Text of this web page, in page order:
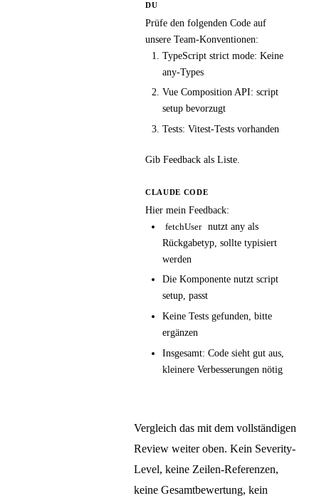
DU
Prüfe den folgenden Code auf
unsere Team-Konventionen:
TypeScript strict mode: Keine
any-Types
Vue Composition API: script
setup bevorzugt
Tests: Vitest-Tests vorhanden
Gib Feedback als Liste.
CLAUDE CODE
Hier mein Feedback:
fetchUser
nutzt any als
Rückgabetyp, sollte typisiert
werden
Die Komponente nutzt script
setup, passt
Keine Tests gefunden, bitte
ergänzen
Insgesamt: Code sieht gut aus,
kleinere Verbesserungen nötig
Vergleich das mit dem vollständigen
Review weiter oben. Kein Severity-
Level, keine Zeilen-Referenzen,
keine Gesamtbewertung, kein